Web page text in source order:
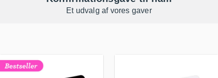
Et udvalg af vores gaver